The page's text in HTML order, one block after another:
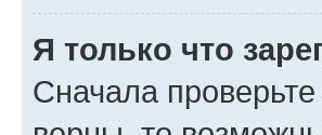
Я только что
Сначала